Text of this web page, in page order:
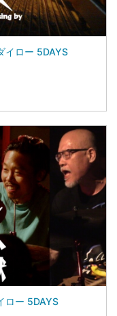
イロー 5DAYS
ロー 5DAYS